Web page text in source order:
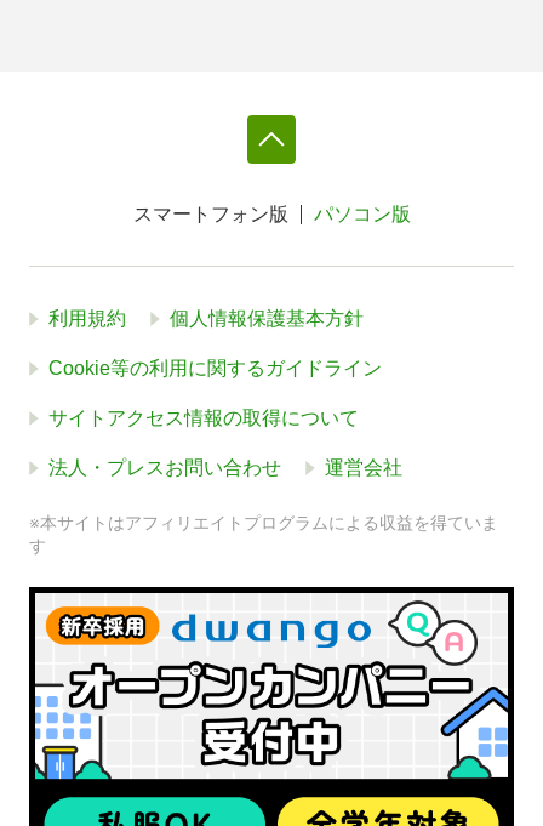
スマートフォン版 パソコン版
利用規約 個人情報保護基本方針
Cookie等の利用に関するガイドライン
サイトアクセス情報の取得について
法人・プレスお問い合わせ 運営会社
※本サイトはアフィリエイトプログラムによる収益を得ていま
す